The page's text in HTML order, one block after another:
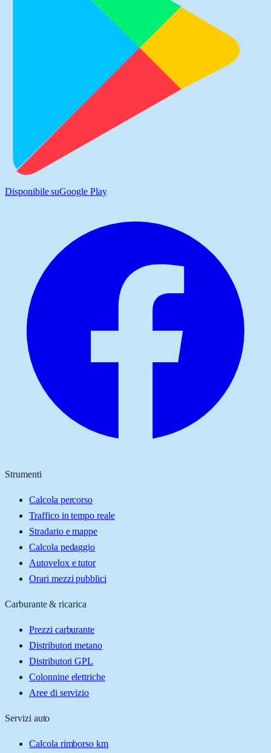
Disponibile suGoogle Play
Strumenti
Calcola percorso
Traffico in tempo reale
Stradario e mappe
Calcola pedaggio
Autovelox e tutor
Orari mezzi pubblici
Carburante & ricarica
Prezzi carburante
Distributori metano
Distributori GPL
Colonnine elettriche
Aree di servizio
Servizi auto
Calcola rimborso km